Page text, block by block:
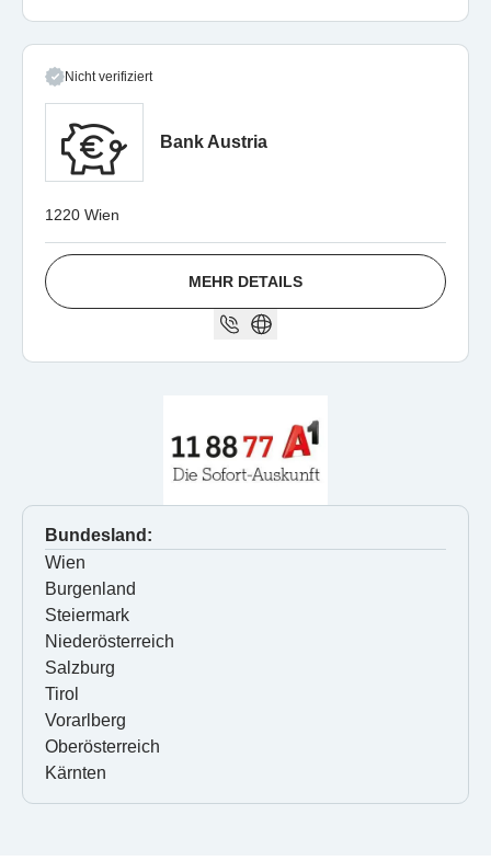
Nicht verifiziert
Bank Austria
1220 Wien
MEHR DETAILS
Bundesland:
Wien
Burgenland
Steiermark
Niederösterreich
Salzburg
Tirol
Vorarlberg
Oberösterreich
Kärnten